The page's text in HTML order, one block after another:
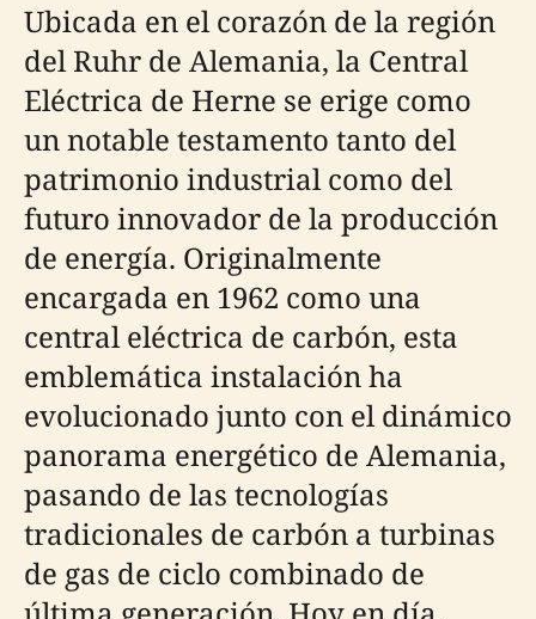
Ubicada en el corazón de la región
del Ruhr de Alemania, la Central
Eléctrica de Herne se erige como
un notable testamento tanto del
patrimonio industrial como del
futuro innovador de la producción
de energía. Originalmente
encargada en 1962 como una
central eléctrica de carbón, esta
emblemática instalación ha
evolucionado junto con el dinámico
panorama energético de Alemania,
pasando de las tecnologías
tradicionales de carbón a turbinas
de gas de ciclo combinado de